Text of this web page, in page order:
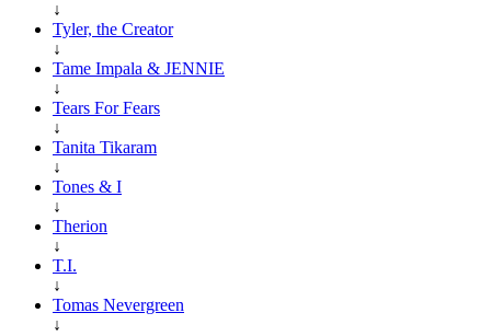
↓
Tyler, the Creator
↓
Tame Impala & JENNIE
↓
Tears For Fears
↓
Tanita Tikaram
↓
Tones & I
↓
Therion
↓
T.I.
↓
Tomas Nevergreen
↓